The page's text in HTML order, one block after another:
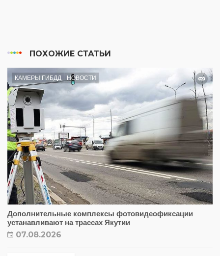
ПОХОЖИЕ СТАТЬИ
КАМЕРЫ ГИБДД НОВОСТИ
Дополнительные комплексы фотовидеофиксации
устанавливают на трассах Якутии
07.08.2026